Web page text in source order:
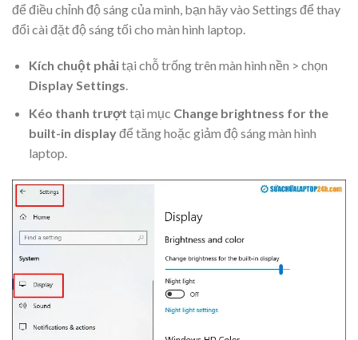
để điều chỉnh độ sáng của mình, bạn hãy vào Settings để thay
đổi cài đặt độ sáng tối cho màn hình laptop.
Kích chuột phảitại chỗ trống trên màn hình nền > chọn
Display Settings.
Kéo thanh trượt tại mục Change brightness for the
built-in displayđể tăng hoặc giảm độ sáng màn hình
laptop.